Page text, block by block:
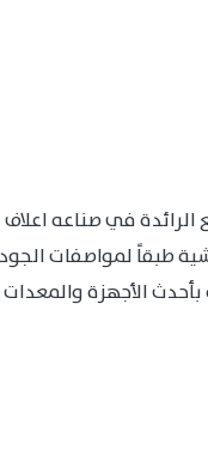
في صناعه
طبقاً لمواصفات
الأجهزة والمعدات